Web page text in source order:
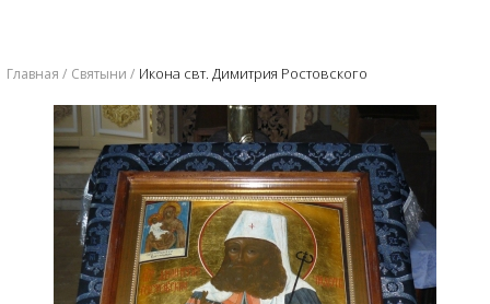
Главная Святыни Икона свт. Димитрия Ростовского